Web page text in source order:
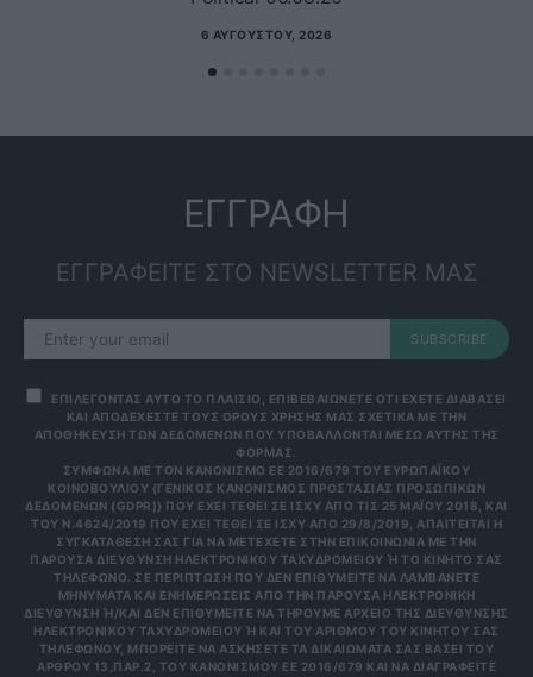
6 ΑΥΓΟΎΣΤΟΥ, 2026
ΕΓΓΡΑΦΗ
ΕΓΓΡΑΦΕΙΤΕ ΣΤΟ NEWSLETTER ΜΑΣ
SUBSCRIBE
ΕΠΙΛΕΓΟΝΤΑΣ ΑΥΤΟ ΤΟ ΠΛΑΙΣΙΟ, ΕΠΙΒΕΒΑΙΩΝΕΤΕ ΟΤΙ ΕΧΕΤΕ ΔΙΑΒΑΣΕΙ
ΚΑΙ ΑΠΟΔΕΧΕΣΤΕ ΤΟΥΣ ΟΡΟΥΣ ΧΡΗΣΗΣ ΜΑΣ ΣΧΕΤΙΚΑ ΜΕ ΤΗΝ
ΑΠΟΘΗΚΕΥΣΗ ΤΩΝ ΔΕΔΟΜΕΝΩΝ ΠΟΥ ΥΠΟΒΑΛΛΟΝΤΑΙ ΜΕΣΩ ΑΥΤΗΣ ΤΗΣ
ΦΟΡΜΑΣ.
ΣΎΜΦΩΝΑ ΜΕ ΤΟΝ ΚΑΝΟΝΙΣΜΌ ΕΕ 2016/679 ΤΟΥ ΕΥΡΩΠΑΪΚΟΎ
ΚΟΙΝΟΒΟΥΛΊΟΥ {ΓΕΝΙΚΌΣ ΚΑΝΟΝΙΣΜΌΣ ΠΡΟΣΤΑΣΊΑΣ ΠΡΟΣΩΠΙΚΏΝ
ΔΕΔΟΜΈΝΩΝ (GDPR)} ΠΟΥ ΈΧΕΙ ΤΕΘΕΊ ΣΕ ΙΣΧΎ ΑΠΌ ΤΙΣ 25 ΜΑΪ́ΟΥ 2018, ΚΑΙ
ΤΟΥ Ν.4624/2019 ΠΟΥ ΈΧΕΙ ΤΕΘΕΊ ΣΕ ΙΣΧΎ ΑΠΌ 29/8/2019, ΑΠΑΙΤΕΊΤΑΙ Η
ΣΥΓΚΑΤΆΘΕΣΉ ΣΑΣ ΓΙΑ ΝΑ ΜΕΤΈΧΕΤΕ ΣΤΗΝ ΕΠΙΚΟΙΝΩΝΊΑ ΜΕ ΤΗΝ
ΠΑΡΟΎΣΑ ΔΙΕΎΘΥΝΣΗ ΗΛΕΚΤΡΟΝΙΚΟΎ ΤΑΧΥΔΡΟΜΕΊΟΥ Ή ΤΟ ΚΙΝΗΤΌ ΣΑΣ Τ
ΗΛΈΦΩΝΟ. ΣΕ ΠΕΡΊΠΤΩΣΗ ΠΟΥ ΔΕΝ ΕΠΙΘΥΜΕΊΤΕ ΝΑ ΛΑΜΒΆΝΕΤΕ Μ
ΗΝΎΜΑΤΑ ΚΑΙ ΕΝΗΜΕΡΏΣΕΙΣ ΑΠΌ ΤΗΝ ΠΑΡΟΎΣΑ ΗΛΕΚΤΡΟΝΙΚΉ Δ
ΙΕΎΘΥΝΣΗ Ή/ΚΑΙ ΔΕΝ ΕΠΙΘΥΜΕΊΤΕ ΝΑ ΤΗΡΟΎΜΕ ΑΡΧΕΊΟ ΤΗΣ ΔΙΕΎΘΥΝΣΗΣ ΗΛ
ΕΚΤΡΟΝΙΚΟΎ ΤΑΧΥΔΡΟΜΕΊΟΥ Ή ΚΑΙ ΤΟΥ ΑΡΙΘΜΟΎ ΤΟΥ ΚΙΝΗΤΟΎ ΣΑΣ ΤΗΛ
ΕΦΏΝΟΥ, ΜΠΟΡΕΊΤΕ ΝΑ ΑΣΚΉΣΕΤΕ ΤΑ ΔΙΚΑΙΏΜΑΤΆ ΣΑΣ ΒΆΣΕΙ ΤΟΥ ΆΡΘ
ΡΟΥ 13,ΠΑΡ.2, ΤΟΥ ΚΑΝΟΝΙΣΜΟΎ ΕΕ 2016/679 ΚΑΙ ΝΑ ΔΙΑΓΡΑΦΕΊΤΕ ΚΆΝ